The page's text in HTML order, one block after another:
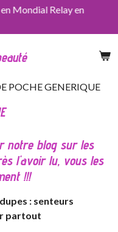
Mondial Relay en
POCHE GENERIQUE
notre blog sur les
l'avoir lu, vous les
!!!
: senteurs
partout